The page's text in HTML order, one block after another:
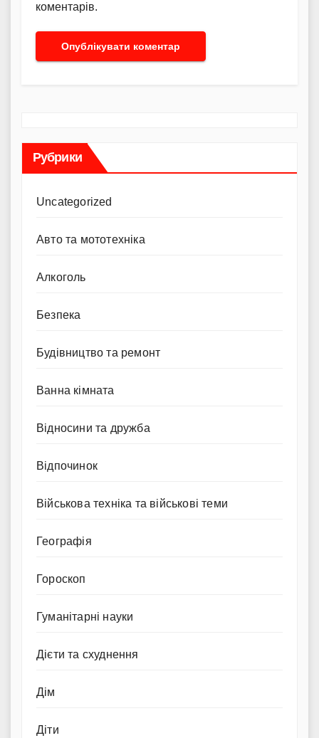
коментарів.
Рубрики
Uncategorized
Авто та мототехніка
Алкоголь
Безпека
Будівництво та ремонт
Ванна кімната
Відносини та дружба
Відпочинок
Військова техніка та військові теми
Географія
Гороскоп
Гуманітарні науки
Дієти та схуднення
Дім
Діти